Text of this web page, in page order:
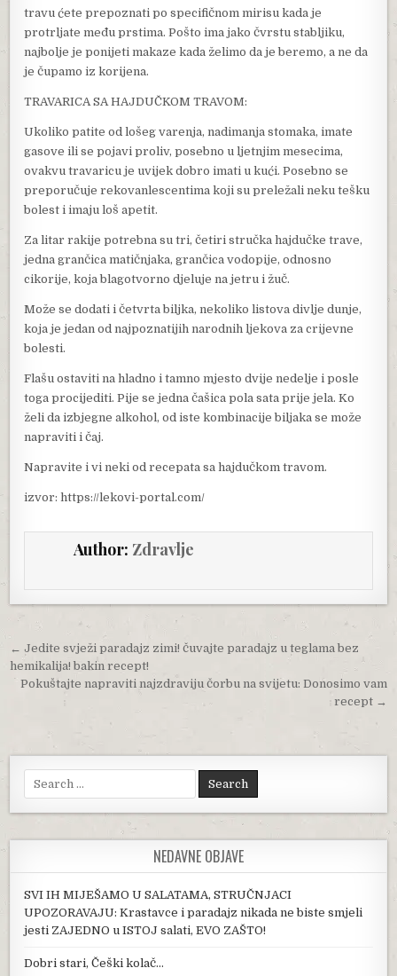
travu ćete prepoznati po specifičnom mirisu kada je
protrljate među prstima. Pošto ima jako čvrstu stabljiku,
najbolje je ponijeti makaze kada želimo da je beremo, a ne da
je čupamo iz korijena.
TRAVARICA SA HAJDUČKOM TRAVOM:
Ukoliko patite od lošeg varenja, nadimanja stomaka, imate
gasove ili se pojavi proliv, posebno u ljetnjim mesecima,
ovakvu travaricu je uvijek dobro imati u kući. Posebno se
preporučuje rekovanlescentima koji su preležali neku tešku
bolest i imaju loš apetit.
Za litar rakije potrebna su tri, četiri stručka hajdučke trave,
jedna grančica matičnjaka, grančica vodopije, odnosno
cikorije, koja blagotvorno djeluje na jetru i žuč.
Može se dodati i četvrta biljka, nekoliko listova divlje dunje,
koja je jedan od najpoznatijih narodnih ljekova za crijevne
bolesti.
Flašu ostaviti na hladno i tamno mjesto dvije nedelje i posle
toga procijediti. Pije se jedna čašica pola sata prije jela. Ko
želi da izbjegne alkohol, od iste kombinacije biljaka se može
napraviti i čaj.
Napravite i vi neki od recepata sa hajdučkom travom.
izvor: https://lekovi-portal.com/
Author: Zdravlje
Post navigation
← Jedite svježi paradajz zimi! čuvajte paradajz u teglama bez
hemikalija! bakin recept!
Pokuštajte napraviti najzdraviju čorbu na svijetu: Donosimo vam
recept →
Search for:
NEDAVNE OBJAVE
SVI IH MIJEŠAMO U SALATAMA, STRUČNJACI
UPOZORAVAJU: Krastavce i paradajz nikada ne biste smjeli
jesti ZAJEDNO u ISTOJ salati, EVO ZAŠTO!
Dobri stari, Češki kolač…